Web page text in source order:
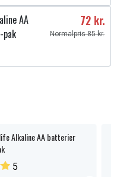
AA
72 kr.
Normalpris 85 kr.
Alkaline AA batterier
5